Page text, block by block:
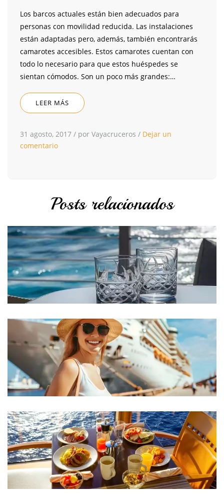
Los barcos actuales están bien adecuados para
personas con movilidad reducida. Las instalaciones
están adaptadas pero, además, también encontrarás
camarotes accesibles. Estos camarotes cuentan con
todo lo necesario para que estos huéspedes se
sientan cómodos. Son un poco más grandes:…
LEER MÁS
31 agosto, 2017 / por Vayacruceros / Dejar un
comentario
Posts relacionados